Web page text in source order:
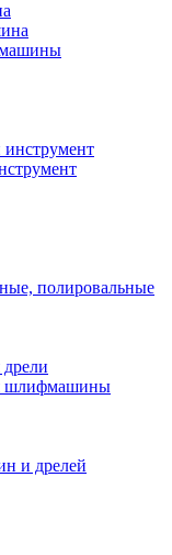
полировальные
шлифмашины
и дрелей